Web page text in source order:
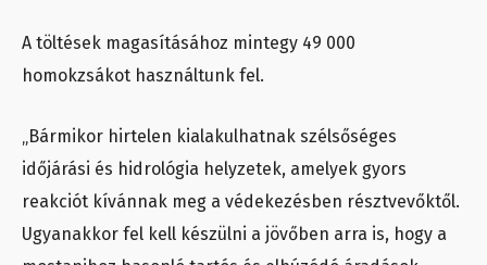
A töltések magasításához mintegy 49 000
homokzsákot használtunk fel.
„Bármikor hirtelen kialakulhatnak szélsőséges
időjárási és hidrológia helyzetek, amelyek gyors
reakciót kívánnak meg a védekezésben résztvevőktől.
Ugyanakkor fel kell készülni a jövőben arra is, hogy a